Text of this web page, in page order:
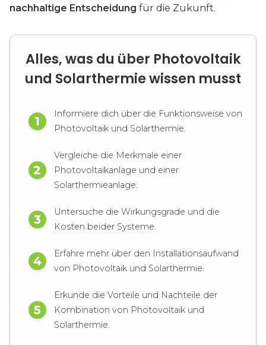
nachhaltige Entscheidung für die Zukunft.
Alles, was du über Photovoltaik
und Solarthermie wissen musst
Informiere dich über die Funktionsweise von
Photovoltaik und Solarthermie.
Vergleiche die Merkmale einer
Photovoltaikanlage und einer
Solarthermieanlage.
Untersuche die Wirkungsgrade und die
Kosten beider Systeme.
Erfahre mehr über den Installationsaufwand
von Photovoltaik und Solarthermie.
Erkunde die Vorteile und Nachteile der
Kombination von Photovoltaik und
Solarthermie.